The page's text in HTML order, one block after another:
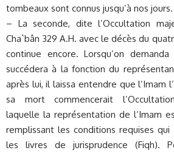
tombeaux sont connus jusqu’à nos jours.
– La seconde, dite l’Occultation
Cha`bân 329 A.H. avec le décès du
continue encore. Lorsqu’on
succédera à la fonction du
après lui, il laissa entendre que l’Imam
sa mort commencerait
laquelle la représentation de l’Imam
remplissant les conditions requises
les livres de jurisprudence (Fiqh).